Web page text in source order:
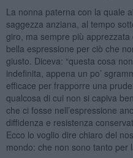
La nonna paterna con la quale
saggezza anziana, al tempo
giro, ma sempre più apprezzata
bella espressione per ciò che
giusto. Diceva: “questa cosa
indefinita, appena un po’
efficace per frapporre una
qualcosa di cui non si capiva
che ci fosse nell’espressione
diffidenza e resistenza
Ecco lo voglio dire chiaro del
mondo: che non sono tanto per